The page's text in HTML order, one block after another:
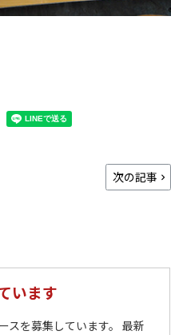
次の記事
います
スを募集しています。 最新